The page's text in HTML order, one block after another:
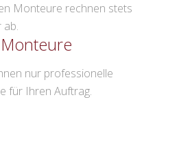
Monteure rechnen stets
ab.
nur professionelle
für Ihren Auftrag.